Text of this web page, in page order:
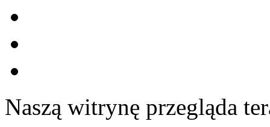
Naszą witrynę przegląda